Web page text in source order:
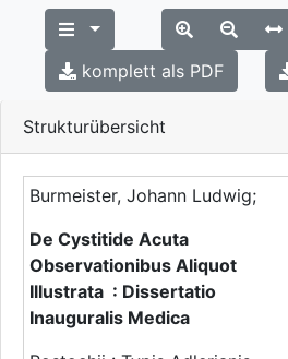
Strukturübersicht
Burmeister, Johann Ludwig;
De Cystitide Acuta
Observationibus Aliquot
Illustrata : Dissertatio
Inauguralis Medica
komplett als PDF